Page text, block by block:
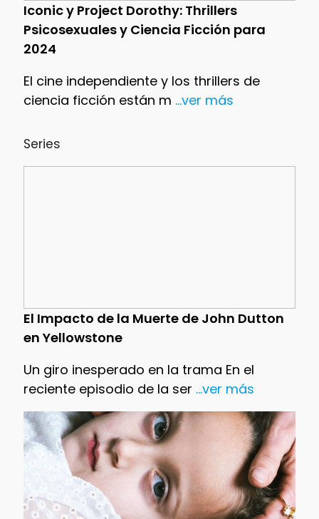
Iconic y Project Dorothy: Thrillers
Psicosexuales y Ciencia Ficción para
2024
El cine independiente y los thrillers de
ciencia ficción están m ...ver más
Series
El Impacto de la Muerte de John Dutton
en Yellowstone
Un giro inesperado en la trama En el
reciente episodio de la ser ...ver más